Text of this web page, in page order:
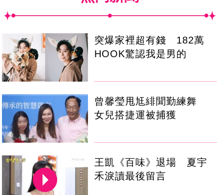
突爆家裡超有錢 182萬
HOOK驚認我是男的
曾馨瑩甩尪緋聞勤練舞
女兒搭捷運被捕獲
王凱《百味》退場 夏宇
禾淚讀最後留言